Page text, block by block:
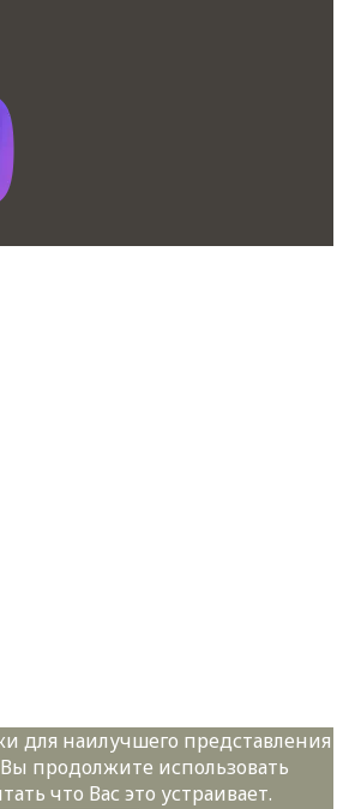
для наилучшего представления
продолжите использовать
что Вас это устраивает.